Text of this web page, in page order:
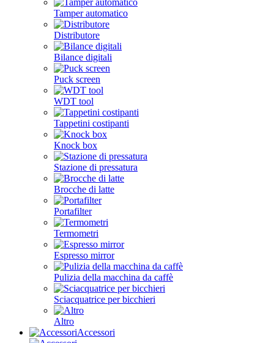
Tamper automatico
Distributore
Bilance digitali
Puck screen
WDT tool
Tappetini costipanti
Knock box
Stazione di pressatura
Brocche di latte
Portafilter
Termometri
Espresso mirror
Pulizia della macchina da caffè
Sciacquatrice per bicchieri
Altro
Accessori